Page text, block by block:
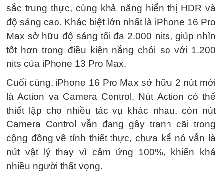
sắc trung thực, cùng khả năng hiển thị HDR và
độ sáng cao. Khác biệt lớn nhất là iPhone 16 Pro
Max sở hữu độ sáng tối đa 2.000 nits, giúp nhìn
tốt hơn trong điều kiện nắng chói so với 1.200
nits của iPhone 13 Pro Max.
Cuối cùng, iPhone 16 Pro Max sở hữu 2 nút mới
là Action và Camera Control. Nút Action có thể
thiết lập cho nhiều tác vụ khác nhau, còn nút
Camera Control vẫn đang gây tranh cãi trong
cộng đồng về tính thiết thực, chưa kể nó vẫn là
nút vật lý thay vì cảm ứng 100%, khiến khá
nhiều người thất vọng.